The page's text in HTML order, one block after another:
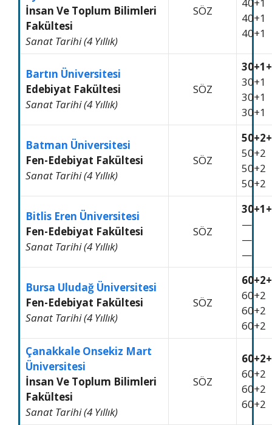
İnsan Ve Toplum Bilimleri
Fakültesi
Sanat Tarihi (4 Yıllık)
SÖZ
40+1
40+1
Bartın Üniversitesi
Edebiyat Fakültesi
Sanat Tarihi (4 Yıllık)
SÖZ
30+1
30+1
30+1
Batman Üniversitesi
Fen-Edebiyat Fakültesi
Sanat Tarihi (4 Yıllık)
SÖZ
50+2
50+2
50+2
Bitlis Eren Üniversitesi
Fen-Edebiyat Fakültesi
Sanat Tarihi (4 Yıllık)
SÖZ
—
—
—
Bursa Uludağ Üniversitesi
Fen-Edebiyat Fakültesi
Sanat Tarihi (4 Yıllık)
SÖZ
60+2
60+2
60+2
Çanakkale Onsekiz Mart
Üniversitesi
İnsan Ve Toplum Bilimleri
Fakültesi
Sanat Tarihi (4 Yıllık)
SÖZ
60+2
60+2
60+2